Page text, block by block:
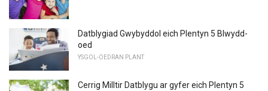
Datblygiad Gwybyddol eich Plentyn 5 Blwydd-
oed
YSGOL-OEDRAN PLANT
Cerrig Milltir Datblygu ar gyfer eich Plentyn 5